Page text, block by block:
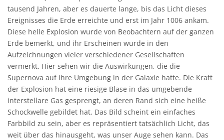
tausend Jahren, aber es dauerte lange, bis das Licht dieses
Ereignisses die Erde erreichte und erst im Jahr 1006 ankam.
Diese helle Explosion wurde von Beobachtern auf der ganzen
Erde bemerkt, und ihr Erscheinen wurde in den
Aufzeichnungen vieler verschiedener Gesellschaften
vermerkt. Hier sehen wir die Auswirkungen, die die
Supernova auf ihre Umgebung in der Galaxie hatte. Die Kraft
der Explosion hat eine riesige Blase in das umgebende
interstellare Gas gesprengt, an deren Rand sich eine heiße
Schockwelle gebildet hat. Das Bild scheint ein einfaches
Farbbild zu sein, aber es repräsentiert tatsächlich Licht, das
weit über das hinausgeht, was unser Auge sehen kann. Das